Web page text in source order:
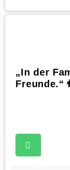
„In der
Freunde.“